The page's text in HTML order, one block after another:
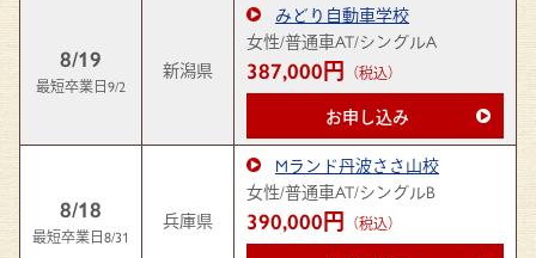
8/19
最短卒業日9/2
新潟県
みどり自動車学校
女性/普通車AT/シングルA
387,000円 （税込）
お申し込み
8/18
最短卒業日8/31
兵庫県
Mランド丹波ささ山校
女性/普通車AT/シングルB
390,000円 （税込）